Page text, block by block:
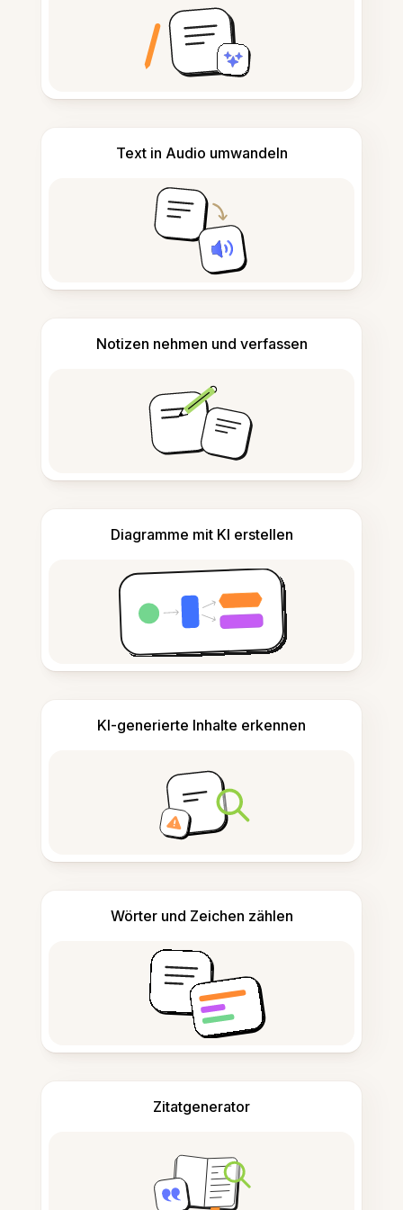
Text in Audio umwandeln
Notizen nehmen und verfassen
Diagramme mit KI erstellen
KI-generierte Inhalte erkennen
Wörter und Zeichen zählen
Zitatgenerator